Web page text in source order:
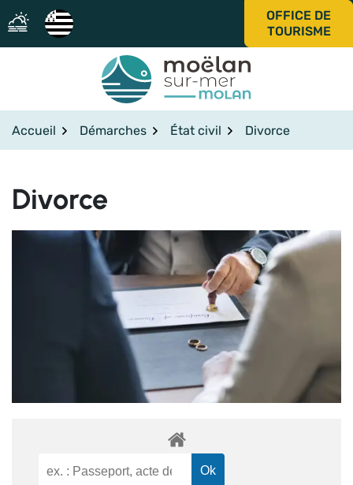
Aller
au
contenu
OFFICE DE
TOURISME
Accueil Démarches État civil Divorce
Divorce